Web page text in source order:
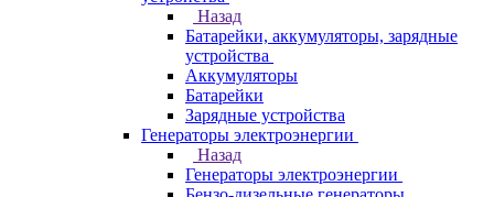
Назад
Батарейки, аккумуляторы, зарядные
устройства
Аккумуляторы
Батарейки
Зарядные устройства
Генераторы электроэнергии
Назад
Генераторы электроэнергии